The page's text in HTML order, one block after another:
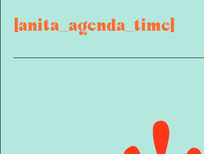
[anita_agenda_time]